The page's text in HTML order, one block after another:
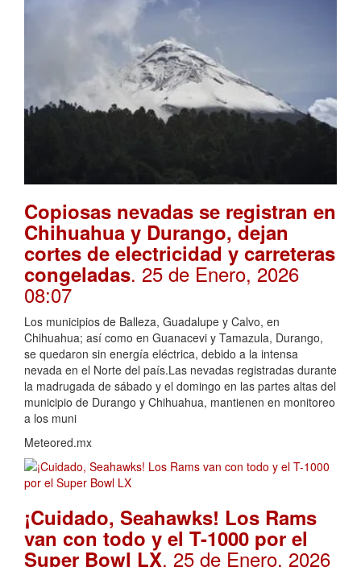
Copiosas nevadas se registran en
Chihuahua y Durango, dejan
cortes de electricidad y carreteras
congeladas. 25 de Enero, 2026
08:07
Los municipios de Balleza, Guadalupe y Calvo, en
Chihuahua; así como en Guanacevi y Tamazula, Durango,
se quedaron sin energía eléctrica, debido a la intensa
nevada en el Norte del país.Las nevadas registradas durante
la madrugada de sábado y el domingo en las partes altas del
municipio de Durango y Chihuahua, mantienen en monitoreo
a los muni
Meteored.mx
¡Cuidado, Seahawks! Los Rams
van con todo y el T-1000 por el
Super Bowl LX. 25 de Enero, 2026